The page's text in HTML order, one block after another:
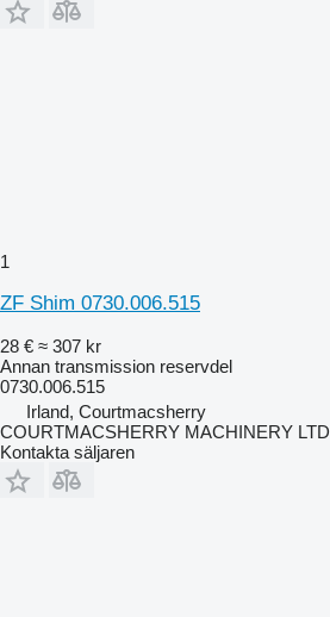
1
ZF Shim 0730.006.515
28 € ≈ 307 kr
Annan transmission reservdel
0730.006.515
Irland, Courtmacsherry
COURTMACSHERRY MACHINERY LTD
Kontakta säljaren